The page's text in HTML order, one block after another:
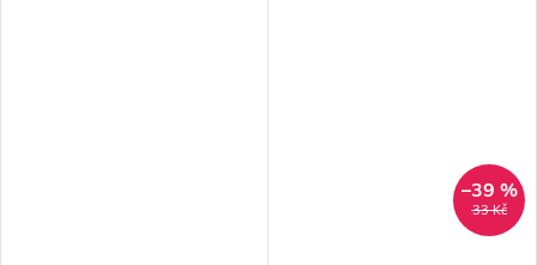
33 Kč
–39 %